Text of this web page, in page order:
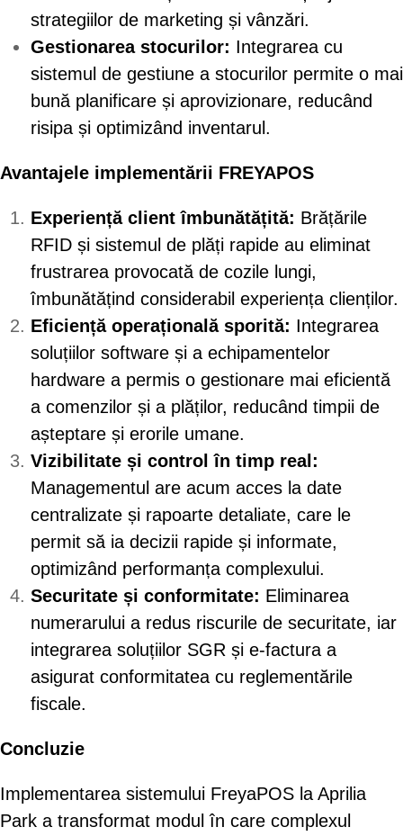
strategiilor de marketing și vânzări.
Gestionarea stocurilor: Integrarea cu
sistemul de gestiune a stocurilor permite o mai
bună planificare și aprovizionare, reducând
risipa și optimizând inventarul.
Avantajele implementării FREYAPOS
Experiență client îmbunătățită: Brățările
RFID și sistemul de plăți rapide au eliminat
frustrarea provocată de cozile lungi,
îmbunătățind considerabil experiența clienților.
Eficiență operațională sporită: Integrarea
soluțiilor software și a echipamentelor
hardware a permis o gestionare mai eficientă
a comenzilor și a plăților, reducând timpii de
așteptare și erorile umane.
Vizibilitate și control în timp real:
Managementul are acum acces la date
centralizate și rapoarte detaliate, care le
permit să ia decizii rapide și informate,
optimizând performanța complexului.
Securitate și conformitate: Eliminarea
numerarului a redus riscurile de securitate, iar
integrarea soluțiilor SGR și e-factura a
asigurat conformitatea cu reglementările
fiscale.
Concluzie
Implementarea sistemului FreyaPOS la Aprilia
Park a transformat modul în care complexul